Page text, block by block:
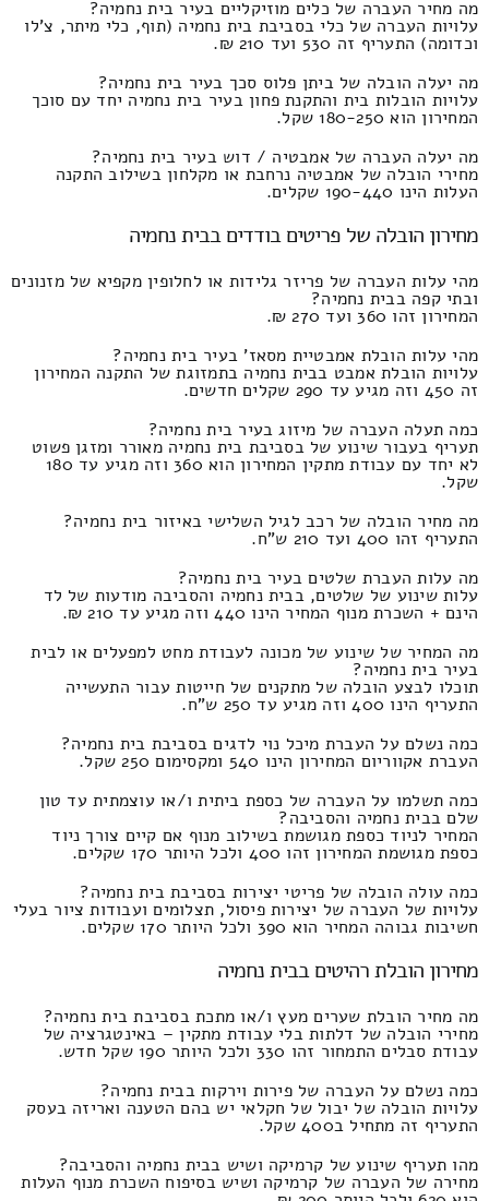
מה מחיר העברה של כלים מוזיקליים בעיר בית נחמיה?
עלויות העברה של כלי בסביבת בית נחמיה (תוף, כלי מיתר, צ'לו
וכדומה) התעריף זה 530 ועד 210 ₪.
מה יעלה הובלה של ביתן פלוס סכך בעיר בית נחמיה?
עלויות הובלות בית והתקנת פחון בעיר בית נחמיה יחד עם סוכך
המחירון הוא 180-250 שקל.
מה יעלה העברה של אמבטיה / דוש בעיר בית נחמיה?
מחירי הובלה של אמבטיה נרחבת או מקלחון בשילוב התקנה
העלות הינו 190-440 שקלים.
מחירון הובלה של פריטים בודדים בבית נחמיה
מהי עלות העברה של פריזר גלידות או לחלופין מקפיא של מזנונים
ובתי קפה בבית נחמיה?
המחירון זהו 360 ועד 270 ₪.
מהי עלות הובלת אמבטיית מסאז' בעיר בית נחמיה?
עלויות הובלת אמבט בבית נחמיה בתמזוגת של התקנה המחירון
זה 450 וזה מגיע עד 290 שקלים חדשים.
כמה תעלה העברה של מיזוג בעיר בית נחמיה?
תעריף בעבור שינוע של בסביבת בית נחמיה מאורר ומזגן פשוט
לא יחד עם עבודת מתקין המחירון הוא 360 וזה מגיע עד 180
שקל.
מה מחיר הובלה של רכב לגיל השלישי באיזור בית נחמיה?
התעריף זהו 400 ועד 210 ש"ח.
מה עלות העברת שלטים בעיר בית נחמיה?
עלות שינוע של שלטים, בבית נחמיה והסביבה מודעות של לד
הינם + השכרת מנוף המחיר הינו 440 וזה מגיע עד 210 ₪.
מה המחיר של שינוע של מכונה לעבודת מחט למפעלים או לבית
בעיר בית נחמיה?
תוכלו לבצע הובלה של מתקנים של חייטות עבור התעשייה
התעריף הינו 400 וזה מגיע עד 250 ש"ח.
כמה נשלם על העברת מיכל נוי לדגים בסביבת בית נחמיה?
העברת אקווריום המחירון הינו 540 ומקסימום 250 שקל.
כמה תשלמו על העברה של כספת ביתית ו/או עוצמתית עד טון
שלם בבית נחמיה והסביבה?
המחיר לניוד כספת מגושמת בשילוב מנוף אם קיים צורך ניוד
כספת מגושמת המחירון זהו 400 ולכל היותר 170 שקלים.
כמה עולה הובלה של פריטי יצירות בסביבת בית נחמיה?
עלויות של העברה של יצירות פיסול, תצלומים ועבודות ציור בעלי
חשיבות גבוהה המחיר הוא 390 ולכל היותר 170 שקלים.
מחירון הובלת רהיטים בבית נחמיה
מה מחיר הובלת שערים מעץ ו/או מתכת בסביבת בית נחמיה?
מחירי הובלה של דלתות בלי עבודת מתקין – באינטגרציה של
עבודת סבלים התמחור זהו 330 ולכל היותר 190 שקל חדש.
כמה נשלם על העברה של פירות וירקות בבית נחמיה?
עלויות הובלה של יבול של חקלאי יש בהם הטענה ואריזה בעסק
התעריף זה מתחיל ב400 שקל.
מהו תעריף שינוע של קרמיקה ושיש בבית נחמיה והסביבה?
מחירה של העברה של קרמיקה ושיש בסיפוח השכרת מנוף העלות